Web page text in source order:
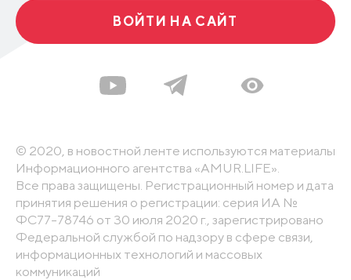
ВОЙТИ НА САЙТ
© 2020, в новостной ленте используются материалы
Информационного агентства «AMUR.LIFE».
Все права защищены. Регистрационный номер и дата
принятия решения о регистрации: серия ИА №
ФС77-78746 от 30 июля 2020 г., зарегистрировано
Федеральной службой по надзору в сфере связи,
информационных технологий и массовых
коммуникаций